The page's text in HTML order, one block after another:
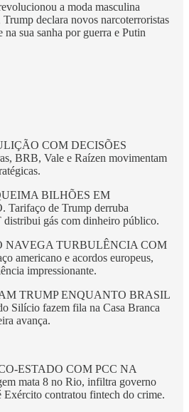
a moda masculina
Trump declara novos narcoterroristas
sua sanha por guerra e Putin
COM DECISÕES
BRB, Vale e Raízen movimentam
BILHÕES EM
de Trump derruba
distribui gás com dinheiro público.
NAVEGA TURBULÊNCIA COM
americano e acordos europeus,
impressionante.
TRUMP ENQUANTO BRASIL
Silício fazem fila na Casa Branca
avança.
ESTADO COM PCC NA
mata 8 no Rio, infiltra governo
Exército contratou fintech do crime.